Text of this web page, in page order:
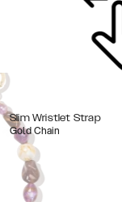
Slim Wristlet Strap
Gold Chain